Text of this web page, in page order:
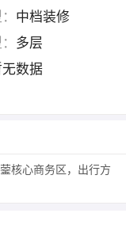
中档装修
多层
无数据
核心商务区，出行方